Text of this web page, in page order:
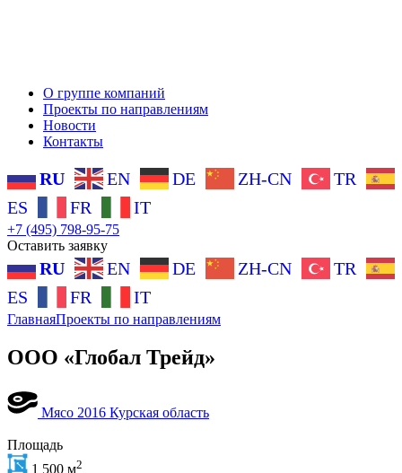
О группе компаний
Проекты по направлениям
Новости
Контакты
RU EN DE ZH-CN
TR
ES
FR IT
+7 (495) 798-95-75
Оставить заявку
RU EN DE ZH-CN
TR
ES
FR IT
ГлавнаяПроекты по направлениям
ООО «Глобал Трейд»
Мясо 2016 Курская область
Площадь
1 500 м2